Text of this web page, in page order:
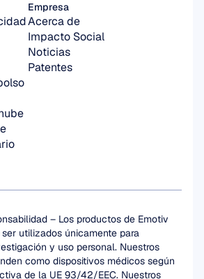
Empresa
Acerca de
Impacto Social
Noticias
Patentes
– Los productos de Emotiv
utilizados únicamente para
y uso personal. Nuestros
como dispositivos médicos según
de la UE 93/42/EEC. Nuestros